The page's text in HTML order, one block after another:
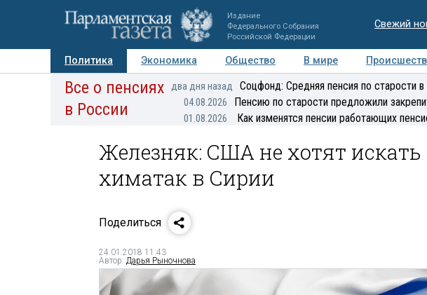
Издание
Федерального Собрания
Российской Федерации
Свежий
Политика Экономика Общество В мире
Авторы Персоны Мнения Регионы Медиацентр
Все о пенсиях
в России
два дня назад Соцфонд: Средняя пенсия по старости
04.08.2026 Пенсию по старости предложили
01.08.2026 Как изменятся пенсии работающих
Железняк: США не хотят
химатак в Сирии
Поделиться
24.01.2018 11:43
Автор: Дарья Рыночнова